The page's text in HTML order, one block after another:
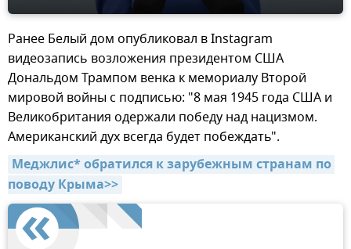
Ранее Белый дом опубликовал в Instagram
видеозапись возложения президентом США
Дональдом Трампом венка к мемориалу Второй
мировой войны с подписью: "8 мая 1945 года США и
Великобритания одержали победу над нацизмом.
Американский дух всегда будет побеждать".
Меджлис* обратился к зарубежным странам по
поводу Крыма>>